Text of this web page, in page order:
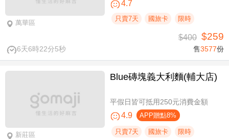
萬華區
4.7
只賣7天 國旅卡 限時
6天6時22分4秒
$400 $259
售3577份
新莊區
Blue磚塊義大利麵(輔大店)
平假日皆可抵用250元消費金額
4.9 APP贈點8%
只賣7天 國旅卡 限時